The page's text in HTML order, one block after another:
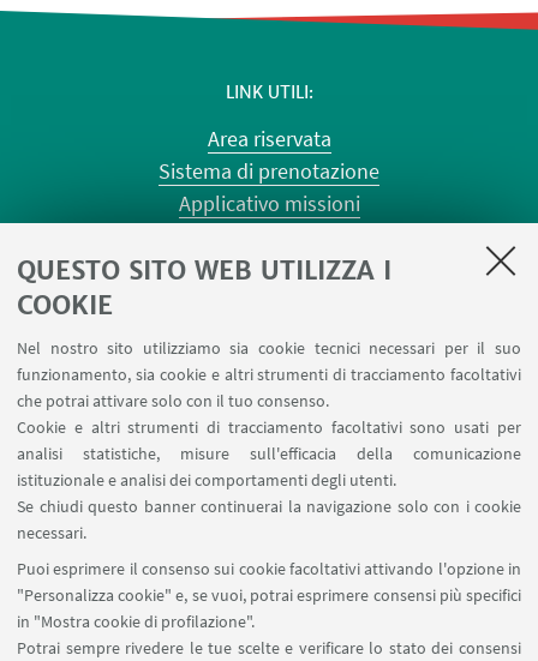
QUESTO SITO WEB UTILIZZA I
COOKIE
Nel nostro sito utilizziamo sia cookie tecnici necessari per il suo
funzionamento, sia cookie e altri strumenti di tracciamento facoltativi
che potrai attivare solo con il tuo consenso.
Cookie e altri strumenti di tracciamento facoltativi sono usati per
analisi statistiche, misure sull'efficacia della comunicazione
istituzionale e analisi dei comportamenti degli utenti.
Se chiudi questo banner continuerai la navigazione solo con i cookie
necessari.
Puoi esprimere il consenso sui cookie facoltativi attivando l'opzione in
"Personalizza cookie" e, se vuoi, potrai esprimere consensi più specifici
in "Mostra cookie di profilazione".
Potrai sempre rivedere le tue scelte e verificare lo stato dei consensi
LINK UTILI
Area riservata
Sistema di prenotazione
Applicativo missioni
Planner aule Terracini
Forms per sottomissione eventi/notizie
Carta dei servizi
SEGUI IL DIPARTIMENTO SU:
SEGUI UNIBO SU: